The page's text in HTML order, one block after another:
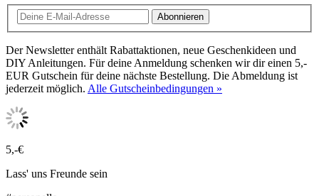
Abonnieren
Der Newsletter enthält Rabattaktionen, neue Geschenkideen und
DIY Anleitungen. Für deine Anmeldung schenken wir dir einen 5,-
EUR Gutschein für deine nächste Bestellung. Die Abmeldung ist
jederzeit möglich. Alle Gutscheinbedingungen »
5,-€
Lass' uns Freunde sein